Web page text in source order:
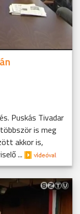
Puskás Tivadar
is meg
akkor is,
...